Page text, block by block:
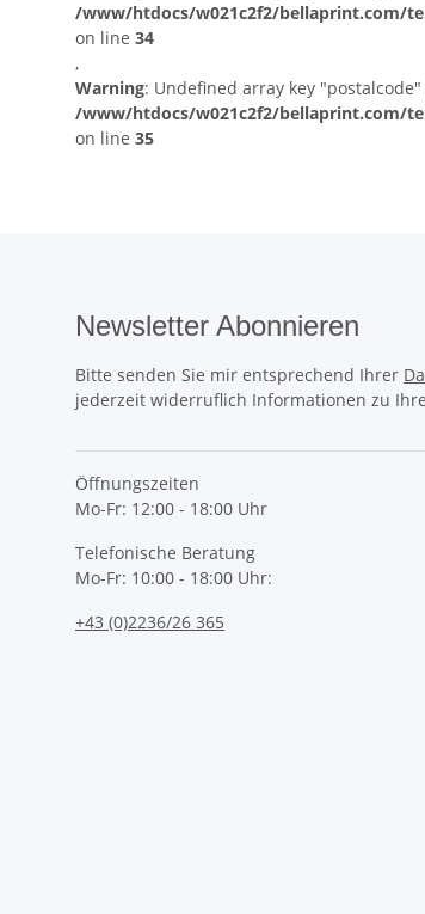
/www/htdocs/w021c2f2/bellaprint.com/
on line 34
,
Warning: Undefined array key
/www/htdocs/w021c2f2/bellaprint.com/
on line 35
Newsletter Abonnieren
Bitte senden Sie mir entsprechend Ihrer
jederzeit widerruflich Informationen zu
Öffnungszeiten
Mo-Fr: 12:00 - 18:00 Uhr
Telefonische Beratung
Mo-Fr: 10:00 - 18:00 Uhr:
+43 (0)2236/26 365